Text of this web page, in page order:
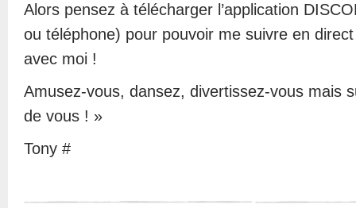
Alors pensez à télécharger l’application
ou téléphone) pour pouvoir me suivre en
avec moi !
Amusez-vous, dansez, divertissez-vous mais
de vous ! »
Tony #